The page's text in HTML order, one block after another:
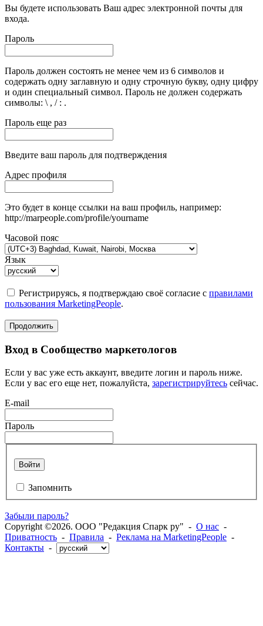
Вы будете использовать Ваш адрес электронной почты для
входа.
Пароль
Пароль должен состоять не менее чем из 6 символов и
содержать одну заглавную и одну строчную букву, одну цифру
и один специальный символ. Пароль не должен содержать
символы: \ , / : .
Пароль еще раз
Введите ваш пароль для подтверждения
Адрес профиля
Это будет в конце ссылки на ваш профиль, например:
http://marpeople.com/profile/yourname
Часовой пояс
Язык
Регистрируясь, я подтверждаю своё согласие с правилами
пользования MarketingPeople.
Продолжить
Вход в Сообщество маркетологов
Если у вас уже есть аккаунт, введите логин и пароль ниже.
Если у вас его еще нет, пожалуйста, зарегистрируйтесь сейчас.
E-mail
Пароль
Войти
Запомнить
Забыли пароль?
Copyright ©2026. ООО "Редакция Спарк ру" - О нас -
Приватность - Правила - Реклама на MarketingPeople -
Контакты -